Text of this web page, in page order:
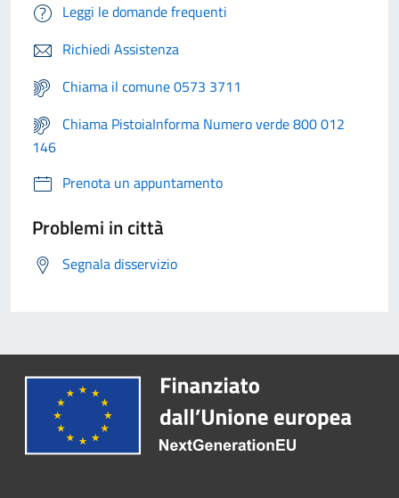
Leggi le domande frequenti
Richiedi Assistenza
Chiama il comune 0573 3711
Chiama PistoiaInforma Numero verde 800 012
146
Prenota un appuntamento
Problemi in città
Segnala disservizio